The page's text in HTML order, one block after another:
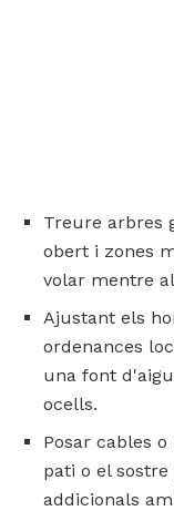
Treure arbres
obert i zones
volar mentre
Ajustant els
ordenances
una font
ocells.
Posar cables
pati o el
addicionals